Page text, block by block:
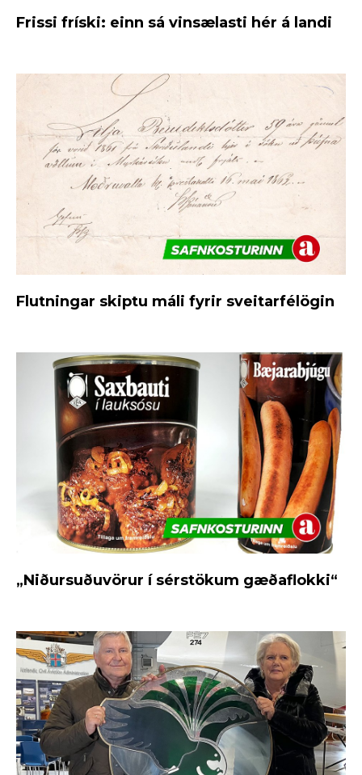
Frissi fríski: einn sá vinsælasti hér á landi
Flutningar skiptu máli fyrir sveitarfélögin
„Niðursuðuvörur í sérstökum gæðaflokki“